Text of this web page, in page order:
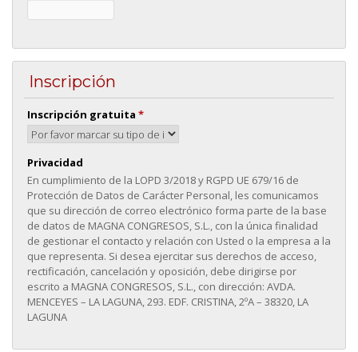
Inscripción
Inscripción gratuita *
Privacidad
En cumplimiento de la LOPD 3/2018 y RGPD UE 679/16 de
Protección de Datos de Carácter Personal, les comunicamos
que su dirección de correo electrónico forma parte de la base
de datos de MAGNA CONGRESOS, S.L., con la única finalidad
de gestionar el contacto y relación con Usted o la empresa a la
que representa. Si desea ejercitar sus derechos de acceso,
rectificación, cancelación y oposición, debe dirigirse por
escrito a MAGNA CONGRESOS, S.L., con dirección: AVDA.
MENCEYES – LA LAGUNA, 293. EDF. CRISTINA, 2ºA – 38320, LA
LAGUNA